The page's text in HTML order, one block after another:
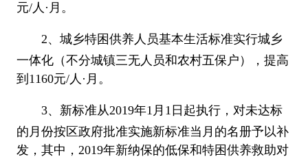
元/人·月。
2、城乡特困供养人员基本生活标准实行城乡
一体化（不分城镇三无人员和农村五保户），提高
到1160元/人·月。
3、新标准从2019年1月1日起执行，对未达标
的月份按区政府批准实施新标准当月的名册予以补
发，其中，2019年新纳保的低保和特困供养救助对